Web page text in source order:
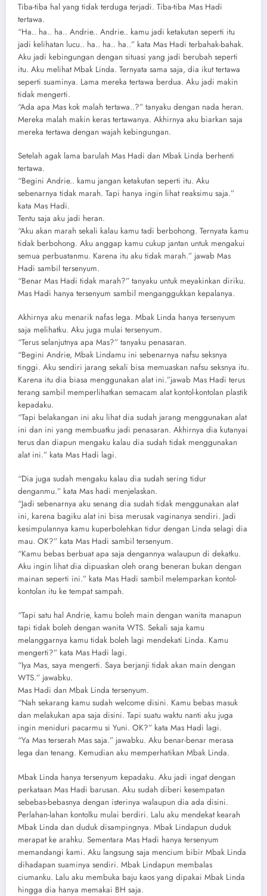
Tiba-tiba hal yang tidak terduga terjadi. Tiba-tiba Mas Hadi
tertawa.
“Ha.. ha.. ha.. Andrie.. Andrie.. kamu jadi ketakutan seperti itu
jadi kelihatan lucu.. ha.. ha.. ha..” kata Mas Hadi terbahak-bahak.
Aku jadi kebingungan dengan situasi yang jadi berubah seperti
itu. Aku melihat Mbak Linda. Ternyata sama saja, dia ikut tertawa
seperti suaminya. Lama mereka tertawa berdua. Aku jadi makin
tidak mengerti.
“Ada apa Mas kok malah tertawa..?” tanyaku dengan nada heran.
Mereka malah makin keras tertawanya. Akhirnya aku biarkan saja
mereka tertawa dengan wajah kebingungan.
Setelah agak lama barulah Mas Hadi dan Mbak Linda berhenti
tertawa.
“Begini Andrie.. kamu jangan ketakutan seperti itu. Aku
sebenarnya tidak marah. Tapi hanya ingin lihat reaksimu saja.”
kata Mas Hadi.
Tentu saja aku jadi heran.
“Aku akan marah sekali kalau kamu tadi berbohong. Ternyata kamu
tidak berbohong. Aku anggap kamu cukup jantan untuk mengakui
semua perbuatanmu. Karena itu aku tidak marah.” jawab Mas
Hadi sambil tersenyum.
“Benar Mas Hadi tidak marah?” tanyaku untuk meyakinkan diriku.
Mas Hadi hanya tersenyum sambil menganggukkan kepalanya.
Akhirnya aku menarik nafas lega. Mbak Linda hanya tersenyum
saja melihatku. Aku juga mulai tersenyum.
“Terus selanjutnya apa Mas?” tanyaku penasaran.
“Begini Andrie, Mbak Lindamu ini sebenarnya nafsu seksnya
tinggi. Aku sendiri jarang sekali bisa memuaskan nafsu seksnya itu.
Karena itu dia biasa menggunakan alat ini.”jawab Mas Hadi terus
terang sambil memperlihatkan semacam alat kontol-kontolan plastik
kepadaku.
“Tapi belakangan ini aku lihat dia sudah jarang menggunakan alat
ini dan ini yang membuatku jadi penasaran. Akhirnya dia kutanyai
terus dan diapun mengaku kalau dia sudah tidak menggunakan
alat ini.” kata Mas Hadi lagi.
“Dia juga sudah mengaku kalau dia sudah sering tidur
denganmu.” kata Mas hadi menjelaskan.
“Jadi sebenarnya aku senang dia sudah tidak menggunakan alat
ini, karena bagiku alat ini bisa merusak vaginanya sendiri. Jadi
kesimpulannya kamu kuperbolehkan tidur dengan Linda selagi dia
mau. OK?” kata Mas Hadi sambil tersenyum.
“Kamu bebas berbuat apa saja dengannya walaupun di dekatku.
Aku ingin lihat dia dipuaskan oleh orang beneran bukan dengan
mainan seperti ini.” kata Mas Hadi sambil melemparkan kontol-
kontolan itu ke tempat sampah.
“Tapi satu hal Andrie, kamu boleh main dengan wanita manapun
tapi tidak boleh dengan wanita WTS. Sekali saja kamu
melanggarnya kamu tidak boleh lagi mendekati Linda. Kamu
mengerti?” kata Mas Hadi lagi.
“Iya Mas, saya mengerti. Saya berjanji tidak akan main dengan
WTS.” jawabku.
Mas Hadi dan Mbak Linda tersenyum.
“Nah sekarang kamu sudah welcome disini. Kamu bebas masuk
dan melakukan apa saja disini. Tapi suatu waktu nanti aku juga
ingin meniduri pacarmu si Yuni. OK?” kata Mas Hadi lagi.
“Ya Mas terserah Mas saja.” jawabku. Aku benar-benar merasa
lega dan tenang. Kemudian aku memperhatikan Mbak Linda.
Mbak Linda hanya tersenyum kepadaku. Aku jadi ingat dengan
perkataan Mas Hadi barusan. Aku sudah diberi kesempatan
sebebas-bebasnya dengan isterinya walaupun dia ada disini.
Perlahan-lahan kontolku mulai berdiri. Lalu aku mendekat kearah
Mbak Linda dan duduk disampingnya. Mbak Lindapun duduk
merapat ke arahku. Sementara Mas Hadi hanya tersenyum
memandangi kami. Aku langsung saja mencium bibir Mbak Linda
dihadapan suaminya sendiri. Mbak Lindapun membalas
ciumanku. Lalu aku membuka baju kaos yang dipakai Mbak Linda
hingga dia hanya memakai BH saja.